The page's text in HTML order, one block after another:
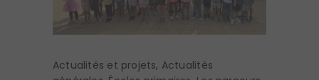
Actualités et projets, Actualités